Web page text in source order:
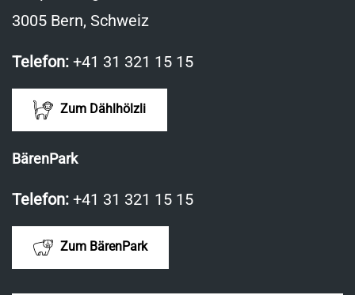
3005 Bern, Schweiz
Telefon: +41 31 321 15 15
Zum Dählhölzli
BärenPark
Telefon: +41 31 321 15 15
Zum BärenPark